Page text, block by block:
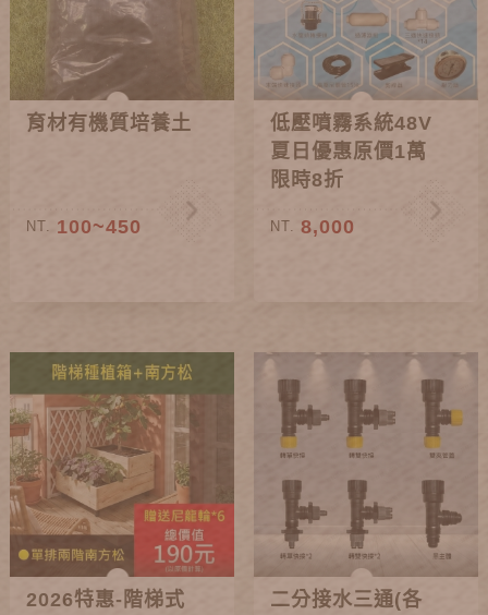
育材有機質培養土
NT. 100~450
低壓噴霧系統48V
夏日優惠原價1萬
限時8折
NT. 8,000
2026特惠-階梯式
二分接水三通(各